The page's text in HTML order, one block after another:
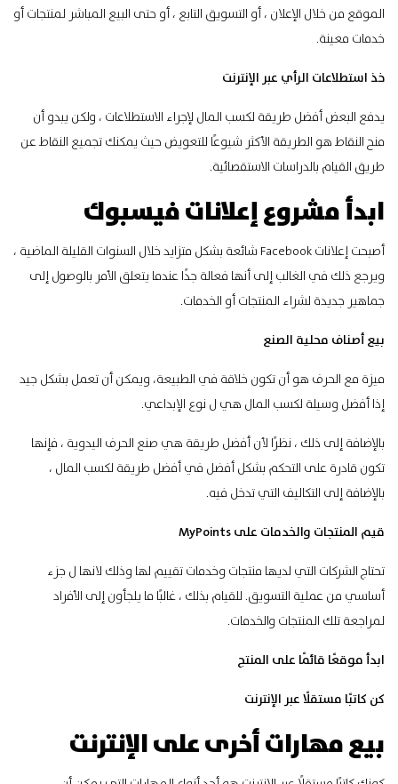
الموقع من خلال الإعلان ، أو التسويق التابع ، أو حتى البيع المباشر لمنتجات أو
خدمات معينة.
خذ استطلاعات الرأي عبر الإنترنت
يدفع البعض أفضل طريقة لكسب المال لإجراء الاستطلاعات ، ولكن يبدو أن
منح النقاط هو الطريقة الأكثر شيوعًا للتعويض حيث يمكنك تجميع النقاط عن
طريق القيام بالدراسات الاستقصائية.
ابدأ مشروع إعلانات فيسبوك
أصبحت إعلانات Facebook شائعة بشكل متزايد خلال السنوات القليلة الماضية ،
ويرجع ذلك في الغالب إلى أنها فعالة جدًا عندما يتعلق الأمر بالوصول إلى
جماهير جديدة لشراء المنتجات أو الخدمات.
بيع أصناف محلية الصنع
ميزة مع الحرف هو أن تكون خلاقة في الطبيعة، ويمكن أن تعمل بشكل جيد
إذا أفضل وسيلة لكسب المال هي ل نوع الإبداعي.
بالإضافة إلى ذلك ، نظرًا لأن أفضل طريقة هي صنع الحرف اليدوية ، فإنها
تكون قادرة على التحكم بشكل أفضل في أفضل طريقة لكسب المال ،
بالإضافة إلى التكاليف التي تدخل فيه.
قيم المنتجات والخدمات على MyPoints
تحتاج الشركات التي لديها منتجات وخدمات تقييم لها وذلك لانها ل جزء
أساسي من عملية التسويق. للقيام بذلك ، غالبًا ما يلجأون إلى الأفراد
لمراجعة تلك المنتجات والخدمات.
ابدأ موقعًا قائمًا على المنتج
كن كاتبًا مستقلًا عبر الإنترنت
بيع مهارات أخرى على الإنترنت